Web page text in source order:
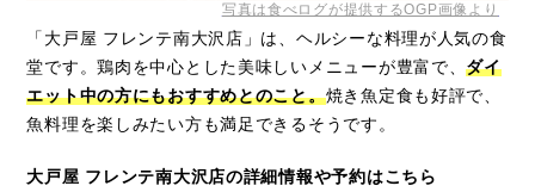
写真は食べログが提供するOGP画像より
「大戸屋 フレンテ南大沢店」は、ヘルシーな料理が人気の食
堂です。鶏肉を中心とした美味しいメニューが豊富で、ダイ
エット中の方にもおすすめとのこと。焼き魚定食も好評で、
魚料理を楽しみたい方も満足できるそうです。
大戸屋 フレンテ南大沢店の詳細情報や予約はこちら